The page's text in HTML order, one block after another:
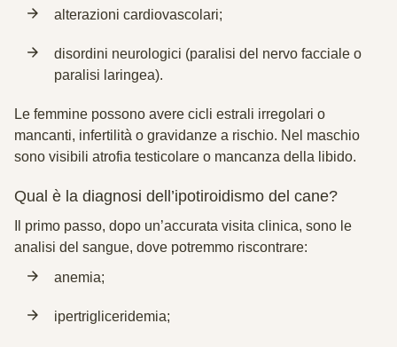
alterazioni cardiovascolari;
disordini neurologici (paralisi del nervo facciale o
paralisi laringea).
Le femmine possono avere cicli estrali irregolari o
mancanti, infertilità o gravidanze a rischio. Nel maschio
sono visibili atrofia testicolare o mancanza della libido.
Qual è la diagnosi dell’ipotiroidismo del cane?
Il primo passo, dopo un’accurata visita clinica, sono le
analisi del sangue, dove potremmo riscontrare:
anemia;
ipertrigliceridemia;